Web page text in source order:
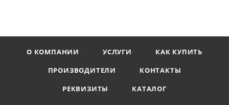
О КОМПАНИИ УСЛУГИ
КАК КУПИТЬ
ПРОИЗВОДИТЕЛИ
КОНТАКТЫ
РЕКВИЗИТЫ
КАТАЛОГ